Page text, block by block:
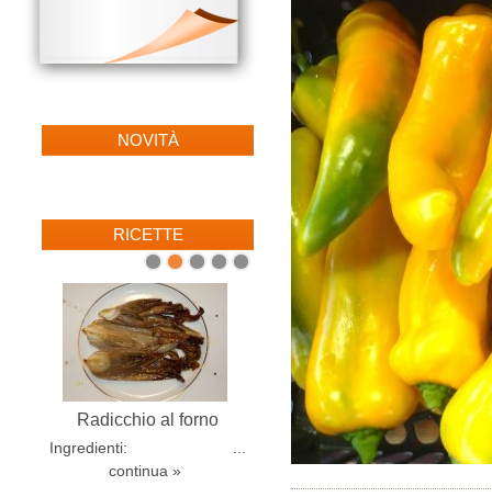
NOVITÀ
RICETTE
1 2 3 4 5
Radicchio al forno
Ingredienti: ...
continua »